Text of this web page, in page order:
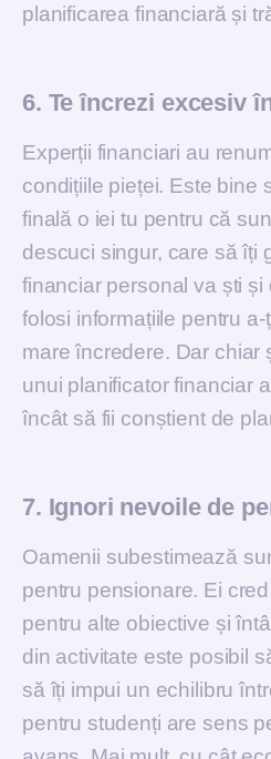
planificarea financiară și
6. Te încrezi excesiv
Experții financiari au
condițiile pieței. Este bine
finală o iei tu pentru că
descuci singur, care să îți
financiar personal va ști
folosi informațiile pentru
mare încredere. Dar chiar
unui planificator financiar
încât să fii conștient de
7. Ignori nevoile de
Oamenii subestimează
pentru pensionare. Ei
pentru alte obiective și
din activitate este posibil
să îți impui un echilibru
pentru studenți are sens